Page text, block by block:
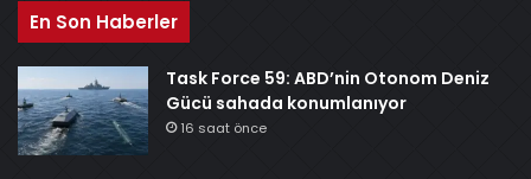
En Son Haberler
Task Force 59: ABD’nin Otonom Deniz
Gücü sahada konumlanıyor
16 saat önce